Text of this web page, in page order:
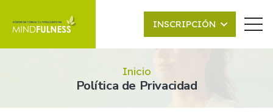
INSCRIPCIÓN
Inicio
Política de Privacidad